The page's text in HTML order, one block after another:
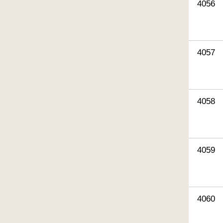
4056
4057
4058
4059
4060